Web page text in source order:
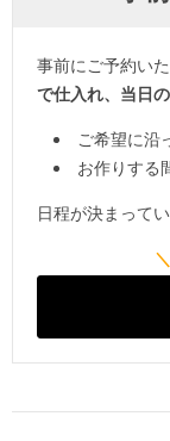
事前にご予約いた
で仕入れ、当日
ご希望に沿
お作りする
日程が決まって